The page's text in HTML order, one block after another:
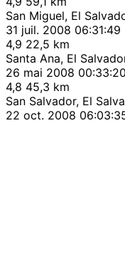
San Miguel, El
31 juil. 2008 06:31:49
4,9 22,5 km
Santa Ana, El
26 mai 2008
4,8 45,3 km
San Salvador, El
22 oct. 2008